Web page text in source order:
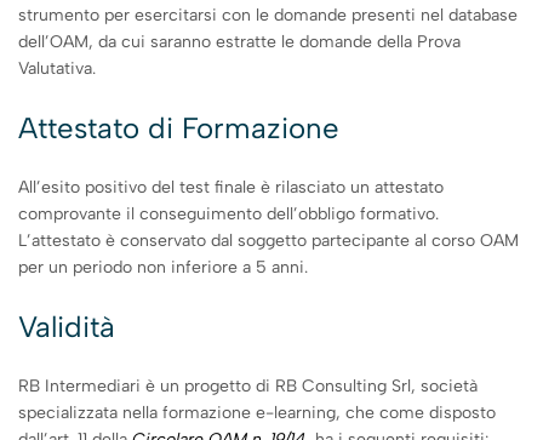
strumento per esercitarsi con le domande presenti nel database
dell’OAM, da cui saranno estratte le domande della Prova
Valutativa.
Attestato di Formazione
All’esito positivo del test finale è rilasciato un attestato
comprovante il conseguimento dell’obbligo formativo.
L’attestato è conservato dal soggetto partecipante al corso OAM
per un periodo non inferiore a 5 anni.
Validità
RB Intermediari è un progetto di RB Consulting Srl, società
specializzata nella formazione e-learning, che come disposto